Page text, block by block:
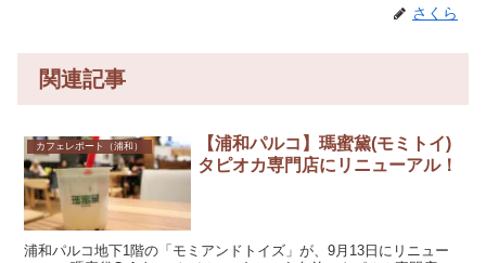
さくら
関連記事
カフェレポート（浦和）
【浦和パルコ】瑪蜜黛(モミトイ)
タピオカ専門店にリニューアル！
浦和パルコ地下1階の「モミアンドトイズ」が、9月13日にリニュー